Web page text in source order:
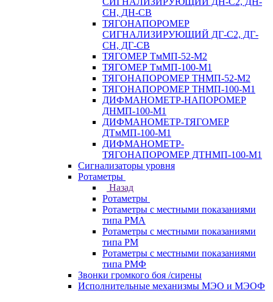
СН, ДН-СВ
ТЯГОНАПОРОМЕР
СИГНАЛИЗИРУЮЩИЙ ДГ-С2, ДГ-
СН, ДГ-СВ
ТЯГОМЕР ТмМП-52-М2
ТЯГОМЕР ТмМП-100-М1
ТЯГОНАПОРОМЕР ТНМП-52-М2
ТЯГОНАПОРОМЕР ТНМП-100-М1
ДИФМАНОМЕТР-НАПОРОМЕР
ДНМП-100-М1
ДИФМАНОМЕТР-ТЯГОМЕР
ДТмМП-100-М1
ДИФМАНОМЕТР-
ТЯГОНАПОРОМЕР ДТНМП-100-М1
Сигнализаторы уровня
Ротаметры
Назад
Ротаметры
Ротаметры с местными показаниями
типа РМА
Ротаметры с местными показаниями
типа РМ
Ротаметры с местными показаниями
типа РМФ
Звонки громкого боя /сирены
Исполнительные механизмы МЭО и МЭОФ